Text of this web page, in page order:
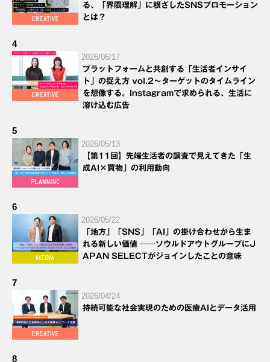
る、「界隈理解」に根ざしたSNSプロモーション
とは？
4
2026/06/17
プラットフォームと共創する「生活者インサイ
ト」の捉え方 vol.2～ターゲットのタイムライン
を想像する。Instagramで求められる、生活に
溶け込む広告
5
2026/05/13
【第11回】先端生活者の調査で見えてきた「生
成AI×買物」の利用動向
6
2026/05/22
「地方」「SNS」「AI」の掛け合わせから生ま
れる新しい価値 ──ソウルドアウトグループにJ
APAN SELECTがジョインしたことの意味
7
2026/04/24
持続可能な社会実現のための医療AIとデータ活用
8